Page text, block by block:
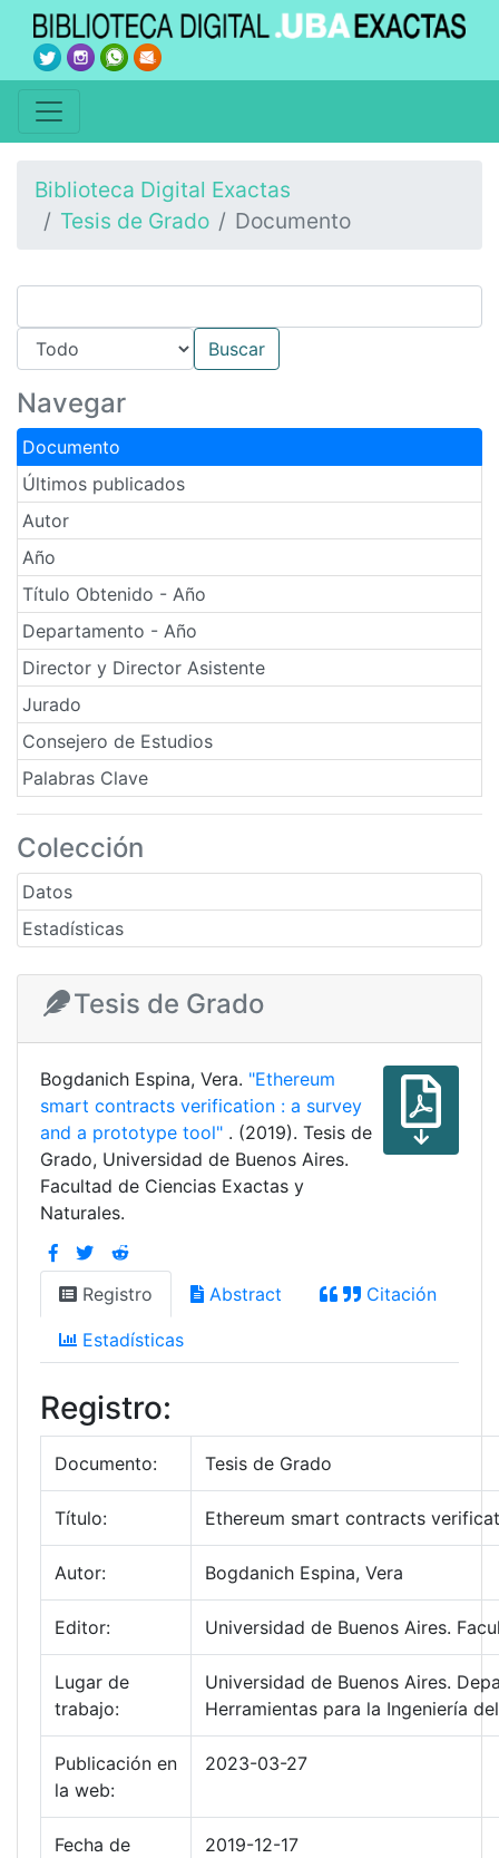
Biblioteca Digital Exactas
Tesis de Grado
Documento
Navegar
Documento
Últimos publicados
Autor
Año
Título Obtenido - Año
Departamento - Año
Director y Director Asistente
Jurado
Consejero de Estudios
Palabras Clave
Colección
Datos
Estadísticas
Tesis de Grado
Bogdanich Espina, Vera. "Ethereum
smart contracts verification : a survey
and a prototype tool" . (2019). Tesis de
Grado, Universidad de Buenos Aires.
Facultad de Ciencias Exactas y
Naturales.
Registro Abstract Citación
Estadísticas
Registro:
Documento: Tesis de Grado
Título: Ethereum smart contracts
Autor: Bogdanich Espina, Vera
Editor: Universidad de Buenos Aires.
Lugar de
trabajo:
Universidad de Buenos Aires.
Herramientas para la Ingeniería
Publicación en
la web:
2023-03-27
Fecha de
2019-12-17